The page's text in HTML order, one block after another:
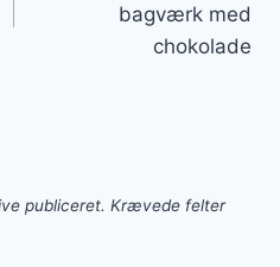
bagværk med
chokolade
publiceret. Krævede felter